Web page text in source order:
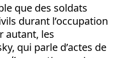
que des soldats
durant l’occupation
autant, les
qui parle d’actes de